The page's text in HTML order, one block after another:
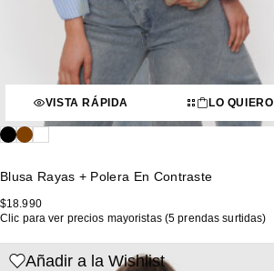
VISTA RÁPIDA LO QUIERO
Blusa Rayas + Polera En Contraste
$18.990
Clic para ver precios mayoristas (5 prendas surtidas)
Añadir a la Wishlist